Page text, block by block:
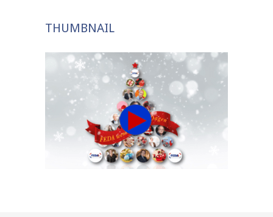
THUMBNAIL